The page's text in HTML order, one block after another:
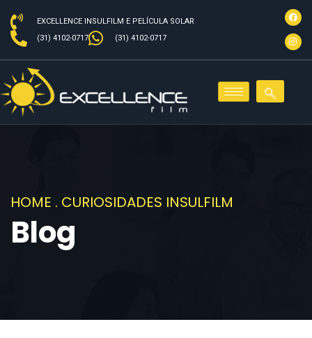
EXCELLENCE INSULFILM E PELÍCULA SOLAR
(31) 4102-0717
(31) 4102-0717
HOME . CURIOSIDADES INSULFILM
Blog